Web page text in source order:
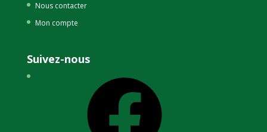
Nous contacter
Mon compte
Suivez-nous